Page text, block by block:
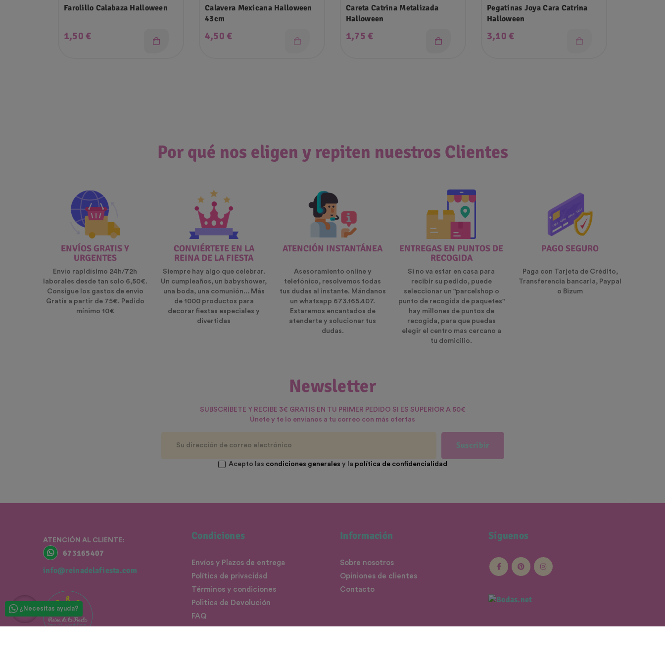
¿Necesitas ayuda?
Farolillo Calabaza Halloween
Precio
1,50 €
Calavera Mexicana Halloween
43cm
Precio
4,50 €
Careta Catrina Metalizada
Halloween
Precio
1,75 €
Pegatinas Joya Cara Catrina
Halloween
Precio
3,10 €
Por qué nos eligen y repiten nuestros Clientes
ENVÍOS GRATIS Y
URGENTES
Envío rapidísimo 24h/72h
laborales desde tan solo 6,50€.
Consigue los gastos de envio
Gratis a partir de 75€. Pedido
mínimo 10€
CONVIÉRTETE EN LA
REINA DE LA FIESTA
Siempre hay algo que celebrar.
Un cumpleaños, un babyshower,
una boda, una comunión... Más
de 1000 productos para
decorar fiestas especiales y
divertidas
ATENCIÓN INSTANTÁNEA
Asesoramiento online y
telefónico, resolvemos todas
tus dudas al instante. Mándanos
un whatsapp 673.165.407.
Estaremos encantados de
atenderte y solucionar tus
dudas.
ENTREGAS EN PUNTOS DE
RECOGIDA
Si no va estar en casa para
recibir su pedido, puede
seleccionar un "parcelshop o
punto de recogida de paquetes"
hay millones de puntos de
recogida, para que puedas
elegir el centro mas cercano a
tu domicilio.
PAGO SEGURO
Paga con Tarjeta de Crédito,
Transferencia bancaria, Paypal
o Bizum
Newsletter
SUBSCRÍBETE Y RECIBE 3€ GRATIS EN TU PRIMER PEDIDO SI ES SUPERIOR A 50€
Únete y te lo envíanos a tu correo con más ofertas
Suscribir
Acepto las condiciones generales y la política de confidencialidad
ATENCIÓN AL CLIENTE:
673165407
info@reinadelafiesta.com
Condiciones
Envíos y Plazos de entrega
Política de privacidad
Términos y condiciones
Politica de Devolución
FAQ
Información
Sobre nosotros
Opiniones de clientes
Contacto
Síguenos